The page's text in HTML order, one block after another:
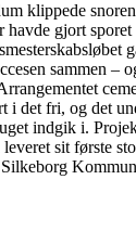
klippede
havde gjort sporet
sammen –
i det fri, og det
indgik i.
sit første